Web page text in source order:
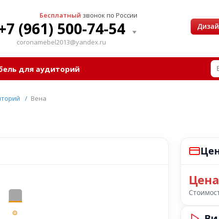
Бесплатный звонок по России
(961) 500-74-54
coronamebel2013@yandex.ru
для аудиторий
/ Вена